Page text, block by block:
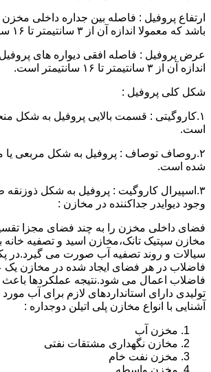
ارتفاع پروفیل : فاصله بین جداره داخلی
باشد که معمولا اندازه آن از ۳ سانتیمتر تا ۱۶ سانتیمتر است.
عرض پروفیل : فاصله افقی دیواره های
اندازه آن از ۳ سانتیمتر تا ۱۶ سانتیمتر است.
شکل کلی پروفیل :
۱.کاروگیتی : قسمت بالایی پروفیل به شکل
است.
۲.روصاف توصاف : پروفیل به شکل مربعی
شده است.
۳.اسپیرال کاروگیت : پروفیل به شکل ذوزنقه طراحی شده است.
وجود دیوایدر جداکننده در مخازن :
فضای داخلی مخزن را به چند فضای مجزا
مخازن سپتیک تانک،مخازن اسید و تصفیه
سیالات و روند تصفیه آب صورت می گیرد.در
فاضلاب در هر فضای ایجاد شده در مخازن
فاضلاب اعمال می شود.نتیجه عملکردها
تولیدی دارای استانداردهای لازم برای آب
آشنایی با انواع مخازن پلی اتیلن دوجداره :
مخزن آب
مخازن نگهداری مشتقات نفتی
مخزن نفت خام
مخزن واسطه